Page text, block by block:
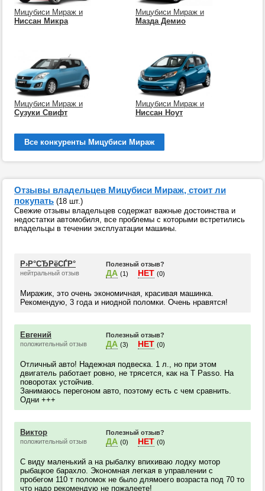
Мицубиси Мираж и
Ниссан Микра
Мицубиси Мираж и
Мазда Демио
Мицубиси Мираж и
Сузуки Свифт
Мицубиси Мираж и
Ниссан Ноут
Все конкуренты Мицубиси Мираж
Отзывы владельцев Мицубиси Мираж, стоит ли
покупать (18 шт.)
Свежие отзывы владельцев содержат важные достоинства и
недостатки автомобиля, все проблемы с которыми встретились
владельцы в течении эксплуатации машины.
Р›Р°СЂРёСЃР°
нейтральный отзыв
Полезный отзыв?
ДА (1) НЕТ (0)
Миражик, это очень экономичная, красивая машинка.
Рекомендую, 3 года и ниодной поломки. Очень нравятся!
Евгений
положительный отзыв
Полезный отзыв?
ДА (3) НЕТ (0)
Отличный авто! Надежная подвеска. 1 л., но при этом
двигатель работает ровно, не трясется, как на T Passo. На
поворотах устойчив.
Занимаюсь перегоном авто, поэтому есть с чем сравнить.
Одни +++
Виктор
положительный отзыв
Полезный отзыв?
ДА (0) НЕТ (0)
С виду маленький а на рыбалку впихиваю лодку мотор
рыбацкое барахло. Экономная легкая в управлении с
пробегом 110 т поломок не было длямоего возраста под 70 то
что надо рекомендую не пожалеете!